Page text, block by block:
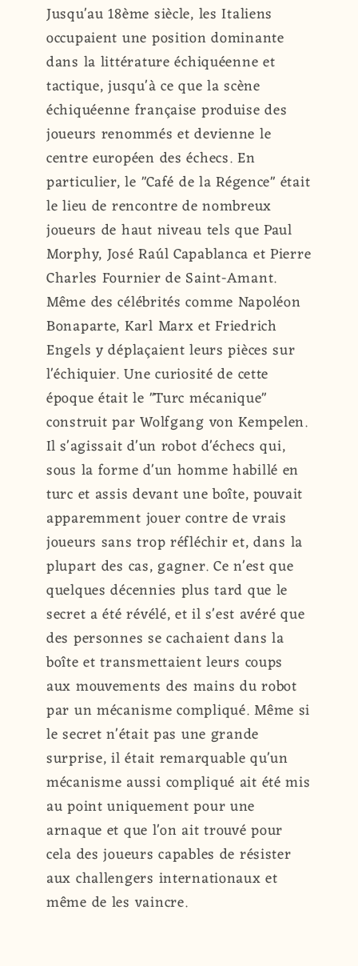
Jusqu'au 18ème siècle, les Italiens
occupaient une position dominante
dans la littérature échiquéenne et
tactique, jusqu'à ce que la scène
échiquéenne française produise des
joueurs renommés et devienne le
centre européen des échecs. En
particulier, le "Café de la Régence" était
le lieu de rencontre de nombreux
joueurs de haut niveau tels que Paul
Morphy, José Raúl Capablanca et Pierre
Charles Fournier de Saint-Amant.
Même des célébrités comme Napoléon
Bonaparte, Karl Marx et Friedrich
Engels y déplaçaient leurs pièces sur
l'échiquier. Une curiosité de cette
époque était le "Turc mécanique"
construit par Wolfgang von Kempelen.
Il s'agissait d'un robot d'échecs qui,
sous la forme d'un homme habillé en
turc et assis devant une boîte, pouvait
apparemment jouer contre de vrais
joueurs sans trop réfléchir et, dans la
plupart des cas, gagner. Ce n'est que
quelques décennies plus tard que le
secret a été révélé, et il s'est avéré que
des personnes se cachaient dans la
boîte et transmettaient leurs coups
aux mouvements des mains du robot
par un mécanisme compliqué. Même si
le secret n'était pas une grande
surprise, il était remarquable qu'un
mécanisme aussi compliqué ait été mis
au point uniquement pour une
arnaque et que l'on ait trouvé pour
cela des joueurs capables de résister
aux challengers internationaux et
même de les vaincre.